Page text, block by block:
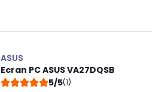
ASUS
Ecran PC ASUS VA27DQSB
5/5(1)